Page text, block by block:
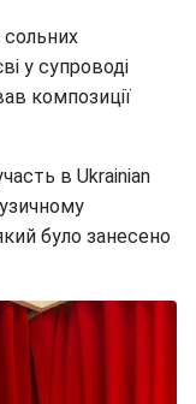
у супроводі
композиції
в Ukrainian
було занесено